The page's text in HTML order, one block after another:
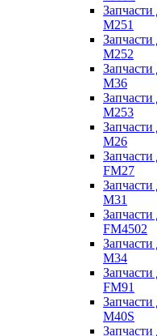
M251
M252
M36
M253
M26
FM27
M31
FM4502
M34
FM91
M40S